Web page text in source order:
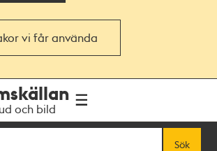
vi får använda
och bild
Sök